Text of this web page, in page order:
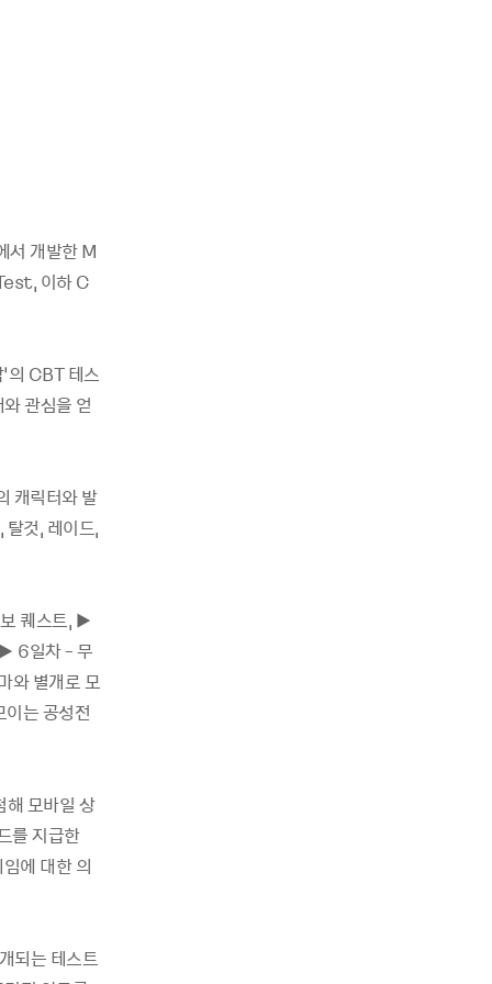
서 개발한 M
이하 C
의 CBT 테스
관심을 얻
캐릭터와 발
것, 레이드,
퀘스트, ▶
6일차 - 무
와 별개로 모
는 공성전
모바일 상
를 지급한
에 대한 의
되는 테스트